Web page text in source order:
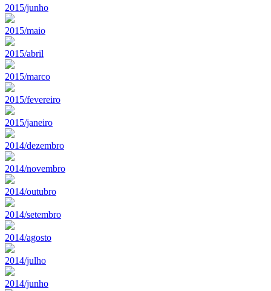
2015/junho
2015/maio
2015/abril
2015/marco
2015/fevereiro
2015/janeiro
2014/dezembro
2014/novembro
2014/outubro
2014/setembro
2014/agosto
2014/julho
2014/junho